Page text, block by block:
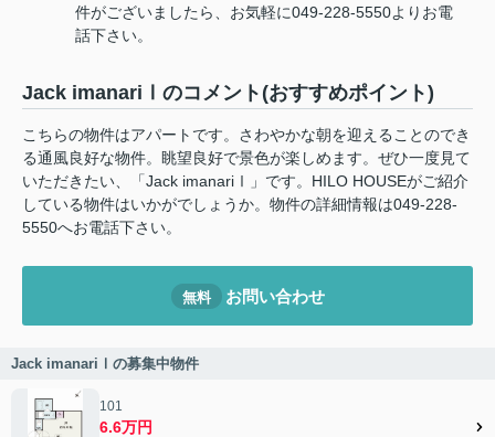
件がございましたら、お気軽に049-228-5550よりお電
話下さい。
Jack imanariⅠのコメント(おすすめポイント)
こちらの物件はアパートです。さわやかな朝を迎えることのでき
る通風良好な物件。眺望良好で景色が楽しめます。ぜひ一度見て
いただきたい、「Jack imanariⅠ」です。HILO HOUSEがご紹介
している物件はいかがでしょうか。物件の詳細情報は049-228-
5550へお電話下さい。
無料 お問い合わせ
Jack imanariⅠの募集中物件
101
6.6万円